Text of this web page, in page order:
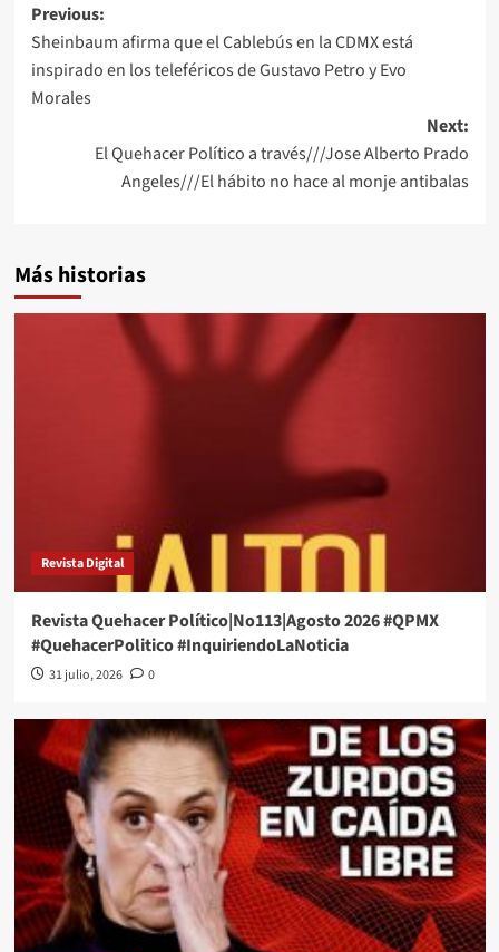
Post
navigation
Previous:
Sheinbaum afirma que el Cablebús en la CDMX está
inspirado en los teleféricos de Gustavo Petro y Evo
Morales
Next:
El Quehacer Político a través///Jose Alberto Prado
Angeles///El hábito no hace al monje antibalas
Más historias
Revista Digital
Revista Quehacer Político|No113|Agosto 2026 #QPMX
#QuehacerPolitico #InquiriendoLaNoticia
31 julio, 2026 0